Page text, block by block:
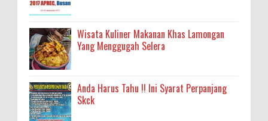
Wisata Kuliner Makanan Khas Lamongan
Yang Menggugah Selera
Anda Harus Tahu !! Ini Syarat Perpanjang
Skck